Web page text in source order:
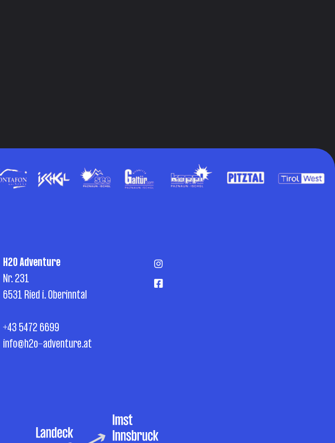
H2O Adventure
Nr. 231
6531 Ried i. Oberinntal
+43 5472 6699
info@h2o-adventure.at